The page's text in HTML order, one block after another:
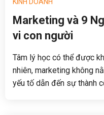
Marketing và 9
vi con người
Tâm lý học có thể được
nhiên, marketing không
yếu tố dẫn đến sự thành